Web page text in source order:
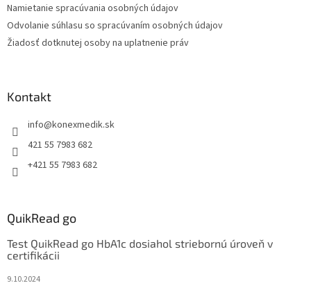
Namietanie spracúvania osobných údajov
Odvolanie súhlasu so spracúvaním osobných údajov
Žiadosť dotknutej osoby na uplatnenie práv
Kontakt
info@konexmedik.sk
421 55 7983 682
+421 55 7983 682
QuikRead go
Test QuikRead go HbA1c dosiahol striebornú úroveň v
certifikácii
9.10.2024